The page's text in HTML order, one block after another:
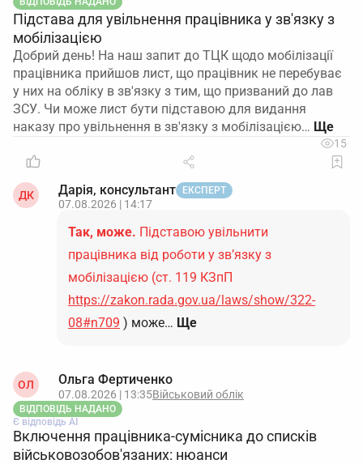
Підстава для увільнення працівника у зв'язку з
мобілізацією
Добрий день! На наш запит до ТЦК щодо мобілізації
працівника прийшов лист, що працівник не перебуває
у них на обліку в зв'язку з тим, що призваний до лав
ЗСУ. Чи може лист бути підставою для видання
наказу про увільнення в зв'язку з мобілізацією…
15
ДК Дарія, консультант ЕКСПЕРТ
07.08.2026 | 14:17
Так, може. Підставою увільнити
працівника від роботи у зв’язку з
мобілізацією (ст. 119 КЗпП
https://zakon.rada.gov.ua/laws/show/322-
08#n709 ) може… Ще
ОЛ Ольга Фертиченко
07.08.2026 | 13:35Військовий облік
ВІДПОВІДЬ НАДАНО
Є відповідь АІ
Включення працівника-сумісника до списків
військовозобов'язаних: нюанси